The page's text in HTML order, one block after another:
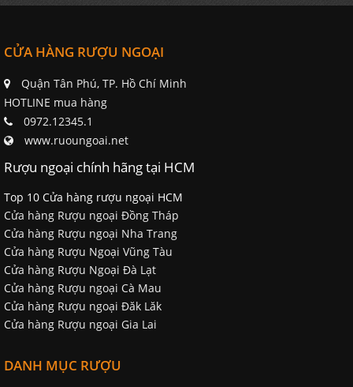
CỬA HÀNG RƯỢU NGOẠI
Quận Tân Phú, TP. Hồ Chí Minh
HOTLINE mua hàng
0972.12345.1
www.ruoungoai.net
Rượu ngoại chính hãng tại HCM
Top 10 Cửa hàng rượu ngoại HCM
Cửa hàng Rượu ngoại Đồng Tháp
Cửa hàng Rượu ngoại Nha Trang
Cửa hàng Rượu Ngoại Vũng Tàu
Cửa hàng Rượu Ngoại Đà Lạt
Cửa hàng Rượu ngoại Cà Mau
Cửa hàng Rượu ngoại Đăk Lăk
Cửa hàng Rượu ngoại Gia Lai
DANH MỤC RƯỢU